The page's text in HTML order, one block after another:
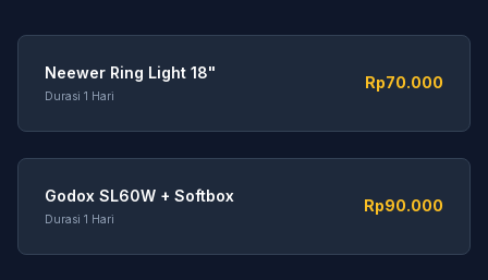
Neewer Ring Light 18"
Durasi 1 Hari
Rp70.000
Godox SL60W + Softbox
Durasi 1 Hari
Rp90.000